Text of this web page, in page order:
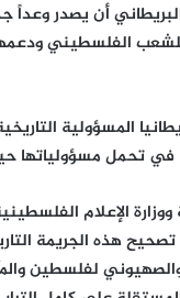
الفلسطيني
المسؤولية
في تحمل
ووزارة الإعلام
هذه الجريمة
والصهيوني لفلسطين